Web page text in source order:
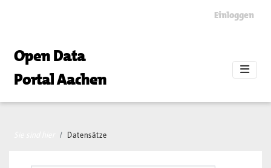
Einloggen
Open Data
Portal Aachen
Datensätze